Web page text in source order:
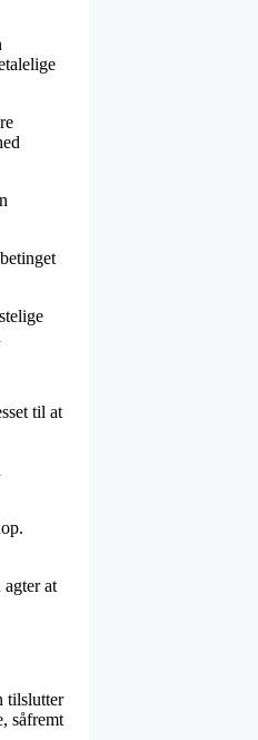
til at
at
tilslutter
såfremt